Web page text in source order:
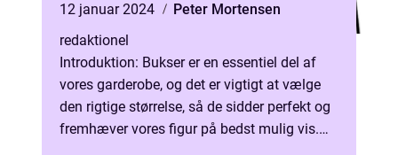
12 januar 2024
Peter Mortensen
redaktionel
Introduktion: Bukser er en essentiel del af
vores garderobe, og det er vigtigt at vælge
den rigtige størrelse, så de sidder perfekt og
fremhæver vores figur på bedst mulig vis.